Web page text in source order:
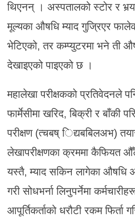
थिएनन् । अस्पतालको स्टोर र
मूल्यका औषधि म्याद गुज्रिएर
भेटिएको, तर कम्प्युटरमा भने ती
देखाइएको पाइएको छ ।
महालेखा परीक्षकको प्रतिवेदनले
फार्मेसीमा खरिद, बिक्री र बाँकी
परीक्षण (त्चबष् िद्यबबिलअभ)
लेखापरीक्षणका क्रममा कैफियत
यस्तै, म्याद सकिन लागेका औषधि
गरी सोधभर्ना लिनुपर्नेमा
आपूर्तिकर्ताको धरौटी रकम फिर्ता